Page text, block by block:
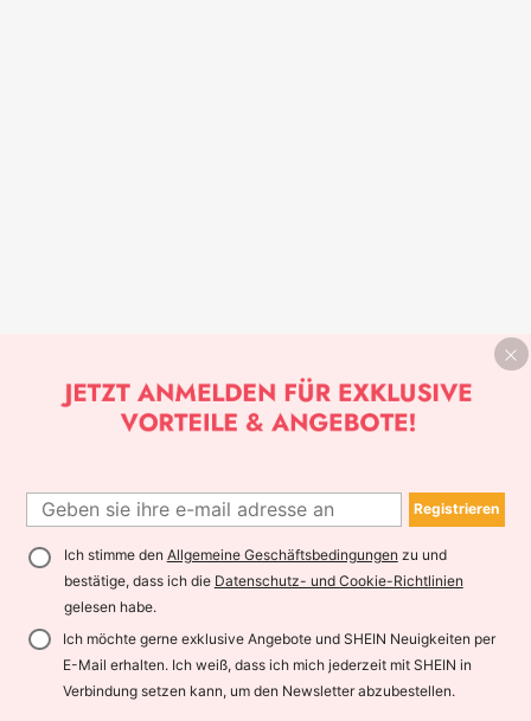
Registrieren
Ich stimme den Allgemeine Geschäftsbedingungen zu und
bestätige, dass ich die Datenschutz- und Cookie-Richtlinien
gelesen habe.
Ich möchte gerne exklusive Angebote und SHEIN Neuigkeiten per
E-Mail erhalten. Ich weiß, dass ich mich jederzeit mit SHEIN in
Verbindung setzen kann, um den Newsletter abzubestellen.